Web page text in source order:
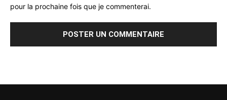
pour la prochaine fois que je commenterai.